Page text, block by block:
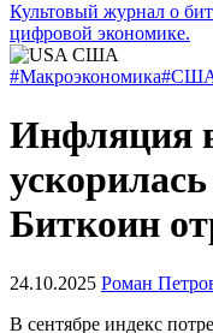
Культовый журнал о
цифровой экономике.
#Макроэкономика
Биткоин
24.10.2025 Роман
В сентябре индекс